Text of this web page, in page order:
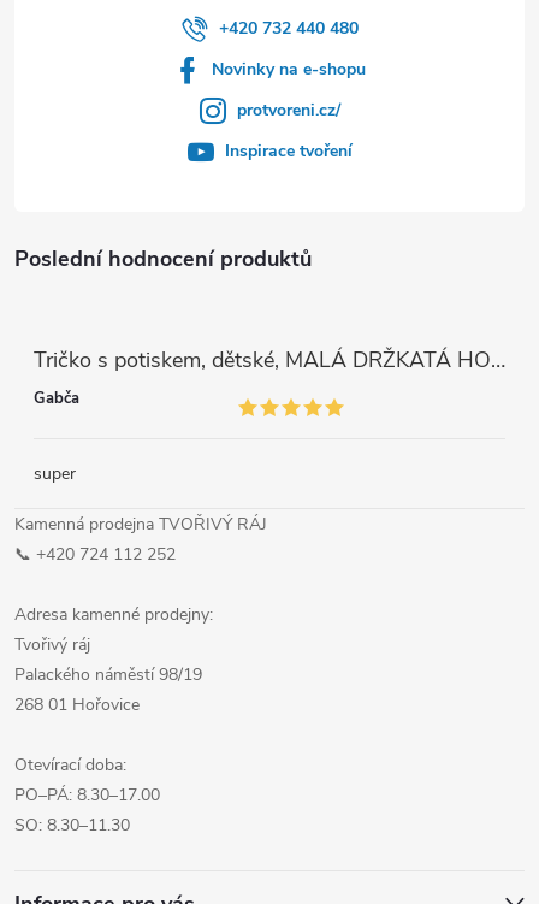
Poslední hodnocení produktů
Tričko s potiskem, dětské, MALÁ DRŽKATÁ HOLKA, 1 ks
Gabča
super
Kamenná prodejna TVOŘIVÝ RÁJ
📞 +420 724 112 252
Adresa kamenné prodejny:
Tvořivý ráj
Palackého náměstí 98/19
268 01 Hořovice
Otevírací doba:
PO–PÁ: 8.30–17.00
SO: 8.30–11.30
+420 732 440 480
Novinky na e-shopu
protvoreni.cz/
Inspirace tvoření